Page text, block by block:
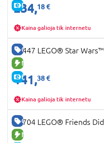
E-KAINA
234,18 €
Kaina galioja tik internetu
GERA KAINA
NAUJA PREKĖ
E-KAINA
75447 LEGO® Star
141,38 €
Kaina galioja tik internetu
GERA KAINA
NAUJA PREKĖ
42704 LEGO® Friends